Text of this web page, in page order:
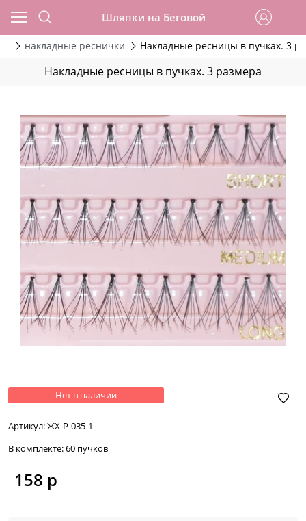
Шляпки на Беговой
накладные реснички Накладные ресницы в пучках. 3
Накладные ресницы в пучках. 3 размера
Нет в наличии
Артикул:ЖХ-Р-035-1
В комплекте:60 пучков
158 р